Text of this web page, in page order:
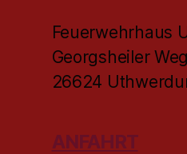
Feuerwehrhaus
Georgsheiler
26624
ANFAHRT